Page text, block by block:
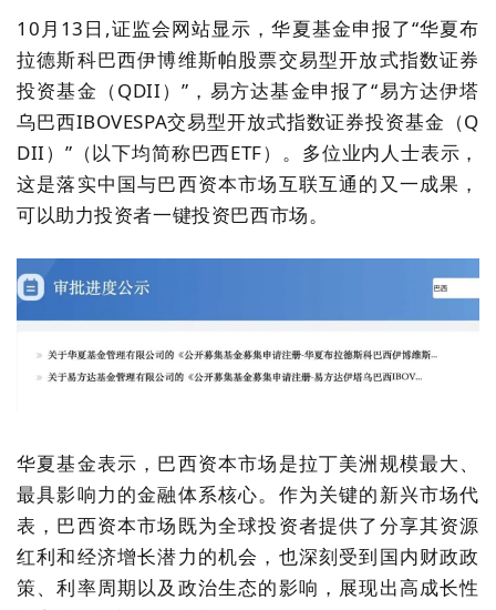
10月13日,证监会网站显示，华夏基金申报了“华夏布
拉德斯科巴西伊博维斯帕股票交易型开放式指数证券
投资基金（QDII）”，易方达基金申报了“易方达伊塔
乌巴西IBOVESPA交易型开放式指数证券投资基金（Q
DII） ”（以下均简称巴西ETF） 。 多位业内人士表示，
这是落实中国与巴西资本市场互联互通的又一成果，
可以助力投资者一键投资巴西市场。
华夏基金表示， 巴西资本市场是拉丁美洲规模最大、
最具影响力的金融体系核心。作为关键的新兴市场代
表，巴西资本市场既为全球投资者提供了分享其资源
红利和经济增长潜力的机会，也深刻受到国内财政政
策、利率周期以及政治生态的影响，展现出高成长性